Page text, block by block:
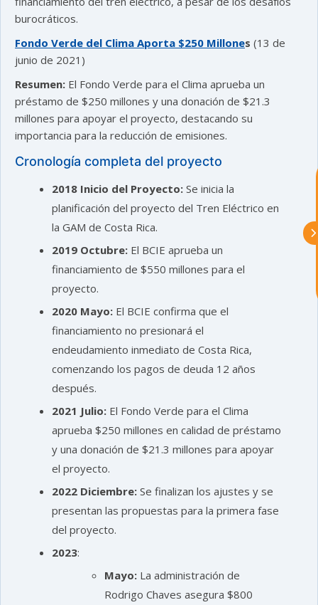
burocráticos.
Fondo Verde del Clima Aporta $250 Millones (13 de
junio de 2021)
Resumen: El Fondo Verde para el Clima aprueba un
préstamo de $250 millones y una donación de $21.3
millones para apoyar el proyecto, destacando su
importancia para la reducción de emisiones.
Cronología completa del proyecto
2018 Inicio del Proyecto: Se inicia la
planificación del proyecto del Tren Eléctrico en
la GAM de Costa Rica.
2019 Octubre: El BCIE aprueba un
financiamiento de $550 millones para el
proyecto.
2020 Mayo: El BCIE confirma que el
financiamiento no presionará el
endeudamiento inmediato de Costa Rica,
comenzando los pagos de deuda 12 años
después.
2021 Julio: El Fondo Verde para el Clima
aprueba $250 millones en calidad de préstamo
y una donación de $21.3 millones para apoyar
el proyecto.
2022 Diciembre: Se finalizan los ajustes y se
presentan las propuestas para la primera fase
del proyecto.
2023:
Mayo: La administración de
Rodrigo Chaves asegura $800
astu
exportar importa
¡Hola, soy Astu
Estoy aquí para
tu empresa e informarte sobre los
eventos y actividades que lleva a cabo
Asturex.
Al continuar con la Conversación,
aceptas nuestra política de privacidad